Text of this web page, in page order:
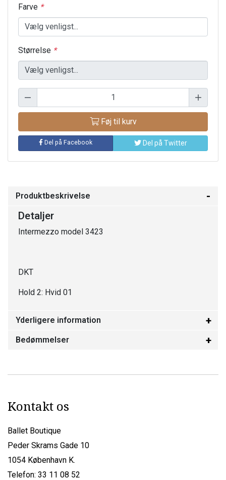
Farve *
Størrelse *
Føj til kurv
Del på Facebook Del på Twitter
Produktbeskrivelse
Detaljer
Intermezzo model 3423
DKT
Hold 2: Hvid 01
Yderligere information
Bedømmelser
Kontakt os
Ballet Boutique
Peder Skrams Gade 10
1054 København K.
Telefon: 33 11 08 52